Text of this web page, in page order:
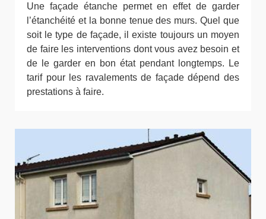
Une façade étanche permet en effet de garder
l’étanchéité et la bonne tenue des murs. Quel que
soit le type de façade, il existe toujours un moyen
de faire les interventions dont vous avez besoin et
de le garder en bon état pendant longtemps. Le
tarif pour les ravalements de façade dépend des
prestations à faire.